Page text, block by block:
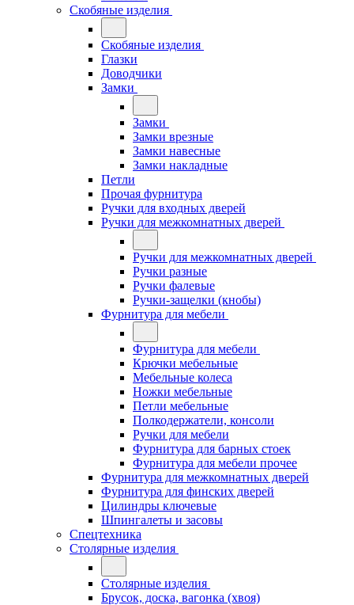
Скобяные изделия
Скобяные изделия
Глазки
Доводчики
Замки
Замки
Замки врезные
Замки навесные
Замки накладные
Петли
Прочая фурнитура
Ручки для входных дверей
Ручки для межкомнатных дверей
Ручки для межкомнатных дверей
Ручки разные
Ручки фалевые
Ручки-защелки (кнобы)
Фурнитура для мебели
Фурнитура для мебели
Крючки мебельные
Мебельные колеса
Ножки мебельные
Петли мебельные
Полкодержатели, консоли
Ручки для мебели
Фурнитура для барных стоек
Фурнитура для мебели прочее
Фурнитура для межкомнатных дверей
Фурнитура для финских дверей
Цилиндры ключевые
Шпингалеты и засовы
Спецтехника
Столярные изделия
Столярные изделия
Брусок, доска, вагонка (хвоя)